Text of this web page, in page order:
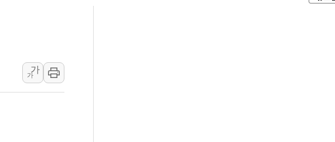
100원 빠지면 현대차 영업익 2.2조 증발...하반기 '환율 역풍' 우려
, '홍명보 감독 선임 의혹' 축구협회 압수수색
전자, FMS 2026서 차세대 AI 메모리 기술력 과시
시스 "역대급 폭염에 고단열 인테리어 관심 급증"
가
가